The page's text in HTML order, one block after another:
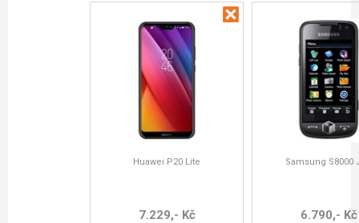
Huawei P20 Lite
7.229,- Kč
Samsung S8000
6.790,- Kč